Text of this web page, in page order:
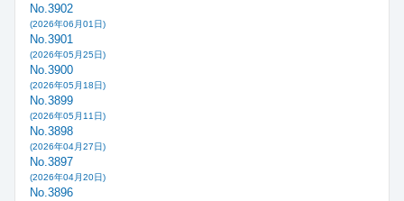
No.3902
(2026年06月01日)
No.3901
(2026年05月25日)
No.3900
(2026年05月18日)
No.3899
(2026年05月11日)
No.3898
(2026年04月27日)
No.3897
(2026年04月20日)
No.3896